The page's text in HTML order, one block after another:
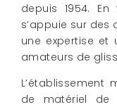
depuis 1954.
s’appuie sur des
une expertise et
amateurs de
de matériel de